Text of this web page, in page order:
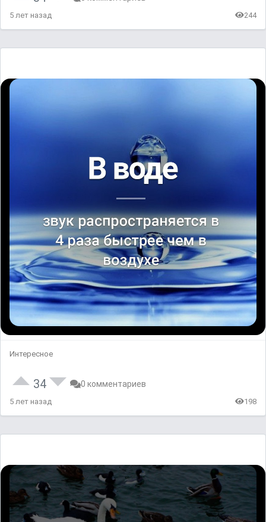
5 лет назад 244
Интересное
34 0 комментариев
5 лет назад 198